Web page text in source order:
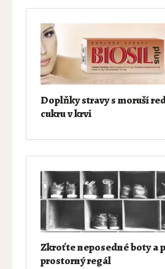
Doplňky stravy s moruší
cukru v krvi
Zkroťte neposedné boty a
prostorný regál